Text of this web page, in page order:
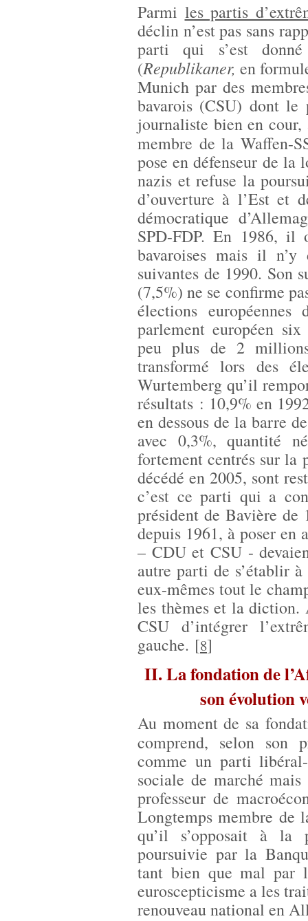
Parmi les partis
déclin n’est pas sans
parti qui s’est
(Republikaner, en
Munich par des
bavarois (CSU) dont le
journaliste bien en cour,
membre de la Waffen-
pose en défenseur de
nazis et refuse la
d’ouverture à l’Est et
démocratique
SPD-FDP. En 1986, il
bavaroises mais il n’y
suivantes de 1990. Son
(7,5%) ne se confirme
élections
parlement européen
peu plus de 2
transformé lors des
Wurtemberg qu’il
résultats : 10,9% en
en dessous de la barre
avec 0,3%, quantité
fortement centrés sur la
décédé en 2005, sont
c’est ce parti qui a
président de Bavière
depuis 1961, à poser en
– CDU et CSU -
autre parti de s’établir
eux-mêmes tout le
les thèmes et la
CSU d’intégrer
gauche. [8]
II. La fondation de
son évolution
Au moment de sa
comprend, selon son
comme un parti libéral-
sociale de marché
professeur de
Longtemps membre de
qu’il s’opposait à la
poursuivie par la
tant bien que mal par
euroscepticisme a les
renouveau national en